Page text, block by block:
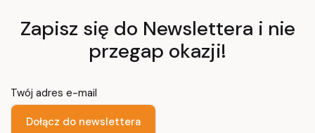
Zapisz się do Newslettera i nie
przegap okazji!
Twój adres e-mail
Dołącz do newslettera